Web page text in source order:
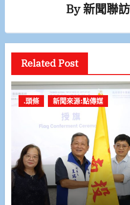
By新聞聯
Related Post
.頭條 新聞來源:點傳媒